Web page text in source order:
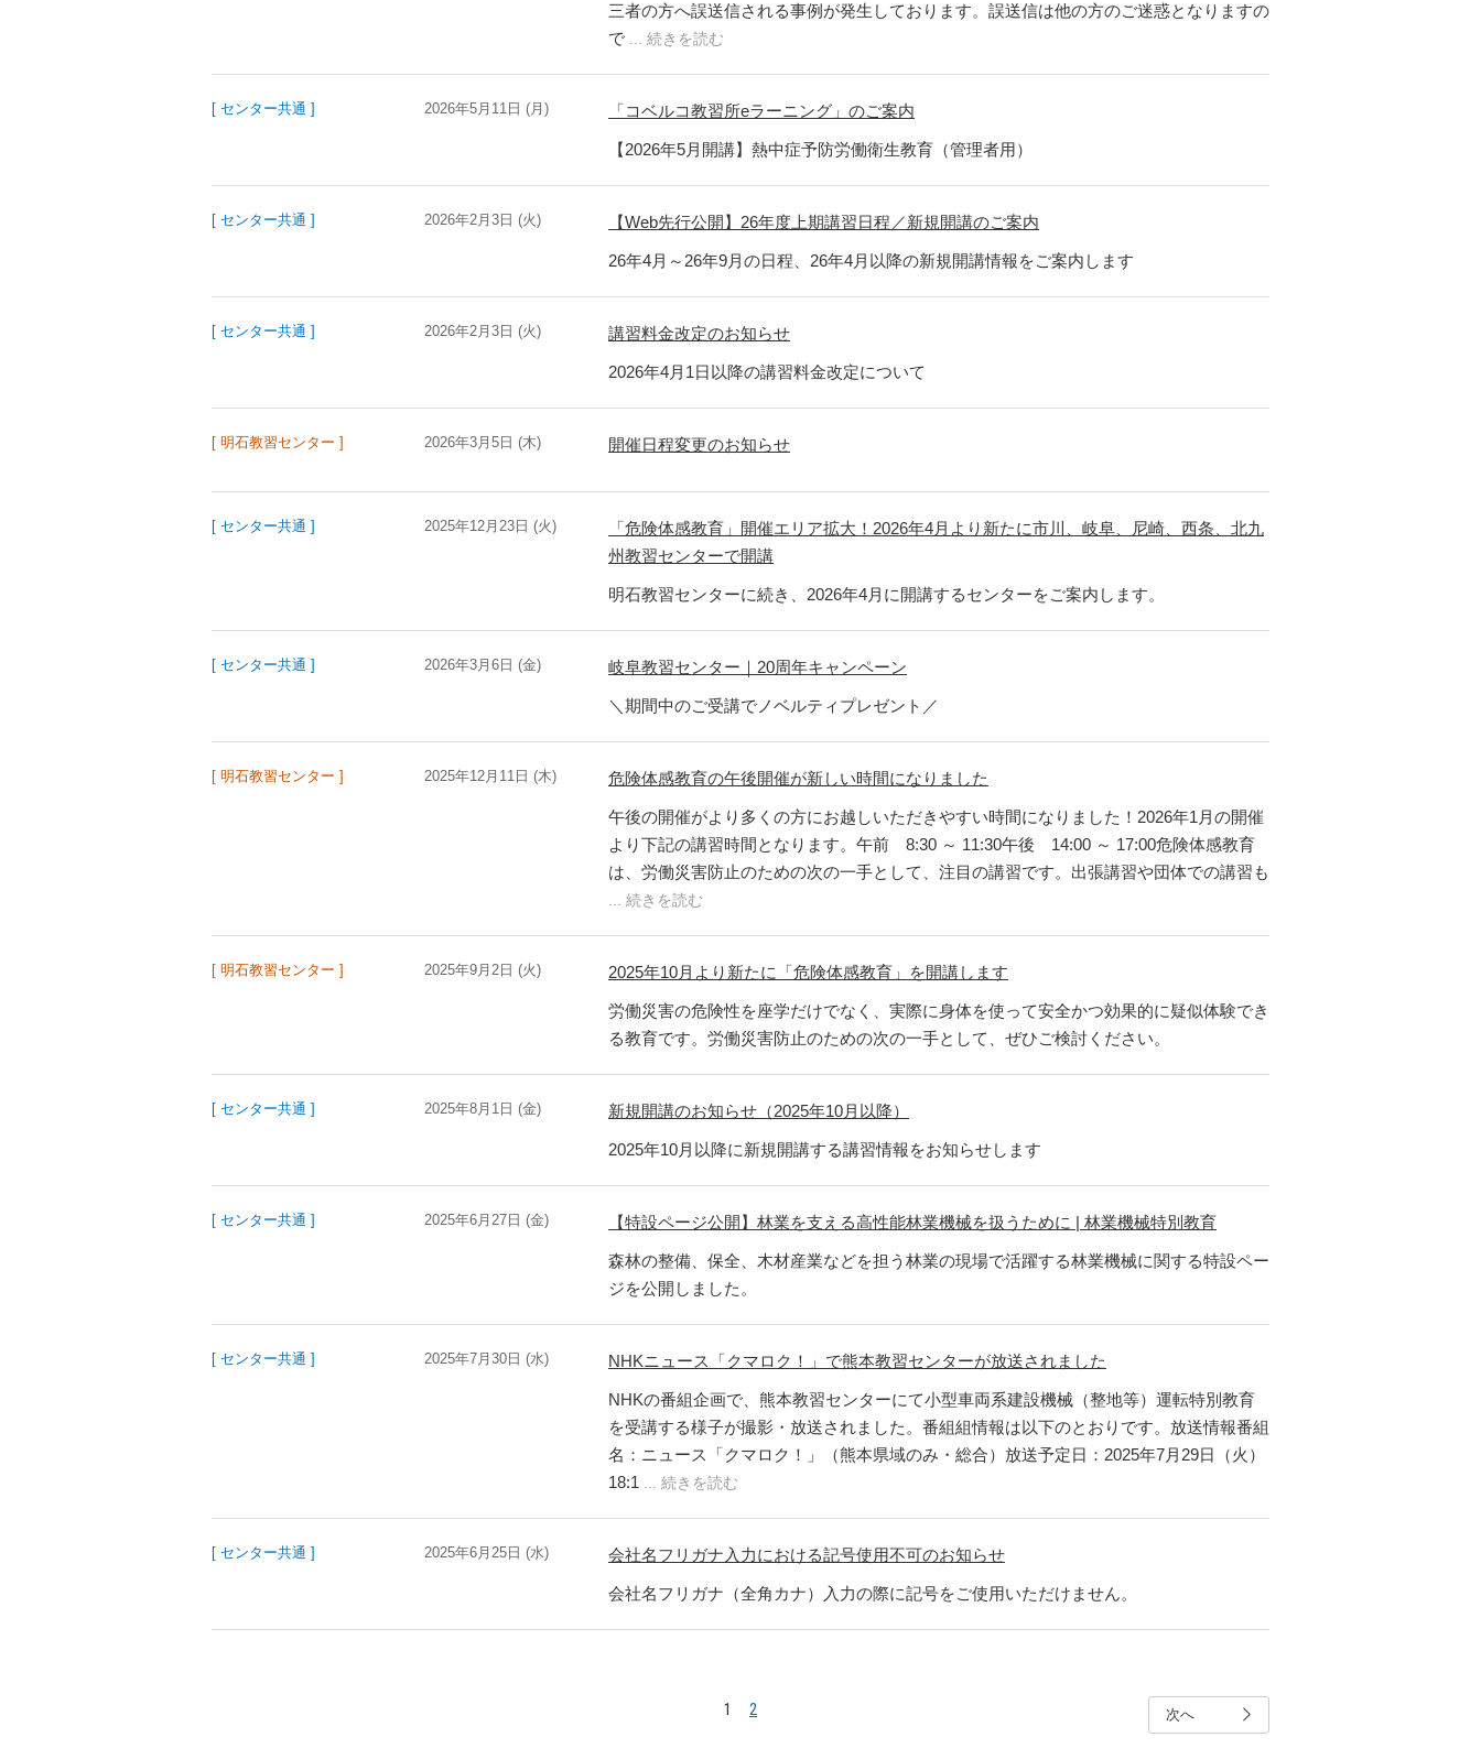
三者の方へ誤送信される事例が発生しております。誤送信は他の方のご迷惑となりますの
で ... 続きを読む
[ センター共通 ] 2026年5月11日 (月) 「コベルコ教習所eラーニング」のご案内
【2026年5月開講】熱中症予防労働衛生教育（管理者用）
[ センター共通 ] 2026年2月3日 (火) 【Web先行公開】26年度上期講習日程／新規開講のご案内
26年4月～26年9月の日程、26年4月以降の新規開講情報をご案内します
[ センター共通 ] 2026年2月3日 (火) 講習料金改定のお知らせ
2026年4月1日以降の講習料金改定について
[ 明石教習センター ] 2026年3月5日 (木) 開催日程変更のお知らせ
[ センター共通 ] 2025年12月23日 (火)
「危険体感教育」開催エリア拡大！2026年4月より新たに市川、岐阜、尼崎、西条、北九
州教習センターで開講
明石教習センターに続き、2026年4月に開講するセンターをご案内します。
[ センター共通 ] 2026年3月6日 (金) 岐阜教習センター｜20周年キャンペーン
＼期間中のご受講でノベルティプレゼント／
[ 明石教習センター ] 2025年12月11日 (木) 危険体感教育の午後開催が新しい時間になりました
午後の開催がより多くの方にお越しいただきやすい時間になりました！2026年1月の開催
より下記の講習時間となります。午前 8:30 ～ 11:30午後 14:00 ～ 17:00危険体感教育
は、労働災害防止のための次の一手として、注目の講習です。出張講習や団体での講習も
... 続きを読む
[ 明石教習センター ] 2025年9月2日 (火) 2025年10月より新たに「危険体感教育」を開講します
労働災害の危険性を座学だけでなく、実際に身体を使って安全かつ効果的に疑似体験でき
る教育です。労働災害防止のための次の一手として、ぜひご検討ください。
[ センター共通 ] 2025年8月1日 (金) 新規開講のお知らせ（2025年10月以降）
2025年10月以降に新規開講する講習情報をお知らせします
[ センター共通 ] 2025年6月27日 (金) 【特設ページ公開】林業を支える高性能林業機械を扱うために | 林業機械特別教育
森林の整備、保全、木材産業などを担う林業の現場で活躍する林業機械に関する特設ペー
ジを公開しました。
[ センター共通 ] 2025年7月30日 (水) NHKニュース「クマロク！」で熊本教習センターが放送されました
NHKの番組企画で、熊本教習センターにて小型車両系建設機械（整地等）運転特別教育
を受講する様子が撮影・放送されました。番組組情報は以下のとおりです。放送情報番組
名：ニュース「クマロク！」（熊本県域のみ・総合）放送予定日：2025年7月29日（火）
18:1 ... 続きを読む
[ センター共通 ] 2025年6月25日 (水) 会社名フリガナ入力における記号使用不可のお知らせ
会社名フリガナ（全角カナ）入力の際に記号をご使用いただけません。
1 2 次へ